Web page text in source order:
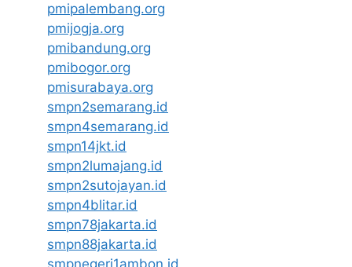
pmipalembang.org
pmijogja.org
pmibandung.org
pmibogor.org
pmisurabaya.org
smpn2semarang.id
smpn4semarang.id
smpn14jkt.id
smpn2lumajang.id
smpn2sutojayan.id
smpn4blitar.id
smpn78jakarta.id
smpn88jakarta.id
smpnegeri1ambon.id